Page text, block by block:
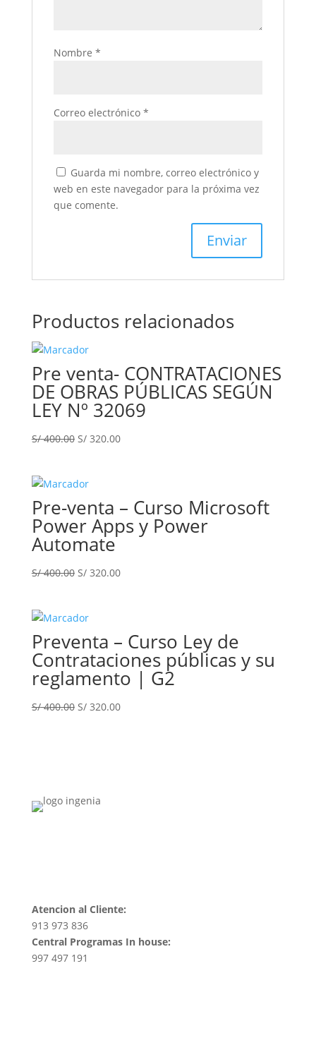
Nombre *
Correo electrónico *
Guarda mi nombre, correo electrónico y
web en este navegador para la próxima vez
que comente.
Productos relacionados
Pre venta- CONTRATACIONES
DE OBRAS PÚBLICAS SEGÚN
LEY Nº 32069
S/400.00 El
era:
S/ 400.00.
S/320.00El
S/ 320.00.
Pre-venta – Curso Microsoft
Power Apps y Power
Automate
S/400.00 El
era:
S/ 400.00.
S/320.00El
S/ 320.00.
Preventa – Curso Ley de
Contrataciones públicas y su
reglamento | G2
S/400.00 El
S/320.00El
Atencion al Cliente:
913 973 836
Central Programas In house:
997 497 191